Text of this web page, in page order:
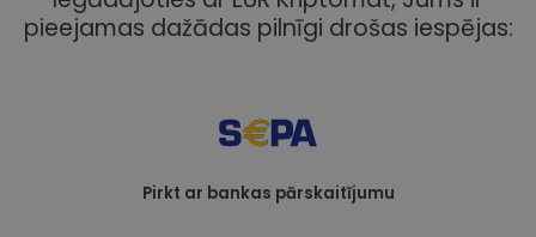
pieejamas dažādas pilnīgi drošas iespējas:
Pirkt ar bankas pārskaitījumu